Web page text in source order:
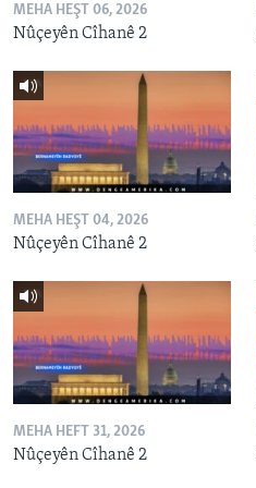
MEHA HEŞT 06, 2026
Nûçeyên Cîhanê 2
MEHA HEŞT 04, 2026
Nûçeyên Cîhanê 2
MEHA HEFT 31, 2026
Nûçeyên Cîhanê 2